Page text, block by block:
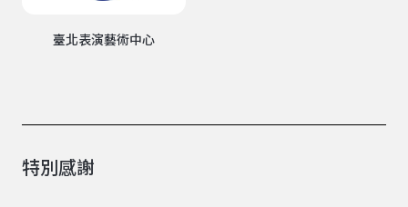
臺北表演藝術中心
特別感謝